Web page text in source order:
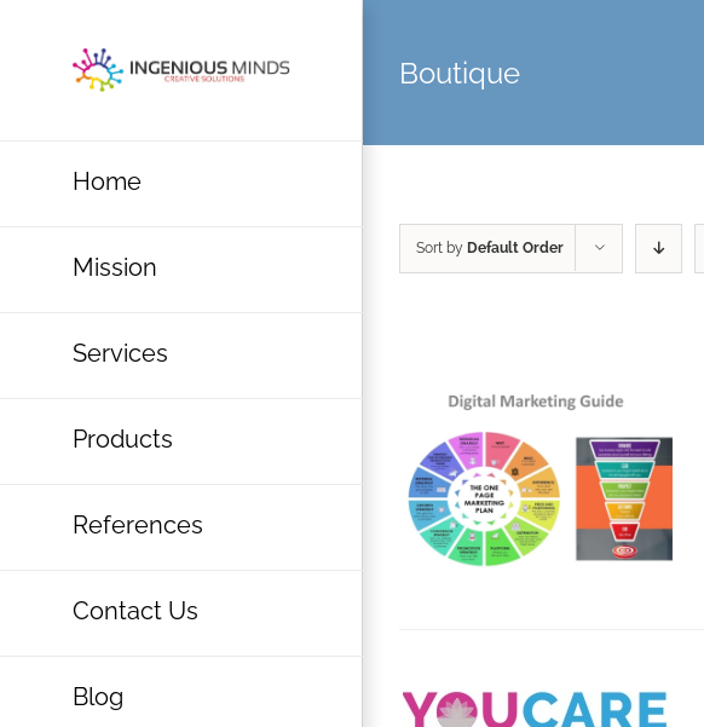
Home
Mission
Services
Products
References
Contact Us
Blog
Boutique
Sort by Default Order